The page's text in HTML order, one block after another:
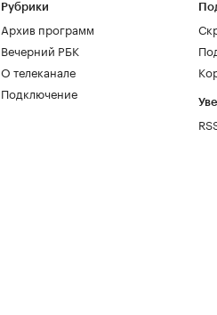
Рубрики
Архив программ
Вечерний РБК
О телеканале
Подключение